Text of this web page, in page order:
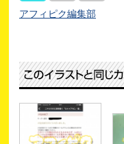
アフィピク編集部